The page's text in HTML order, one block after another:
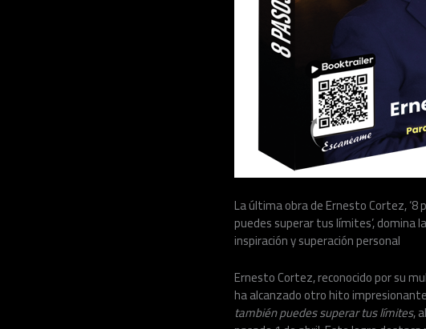
La última obra de Ernesto Cortez,
puedes superar tus límites’, domina
inspiración y superación personal
Ernesto Cortez, reconocido por su
ha alcanzado otro hito
también puedes superar tus límites,